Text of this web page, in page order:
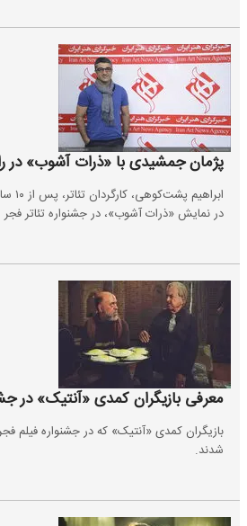
پژمان جمشیدی با «ذرات آشوب» در
در نمایش «ذرات آشوب»، در جشنواره تئاتر
معرفی بازیگران کمدی «آنتیک» در
بازیگران کمدی «آنتیک» که در جشنواره فیلم
شدند.